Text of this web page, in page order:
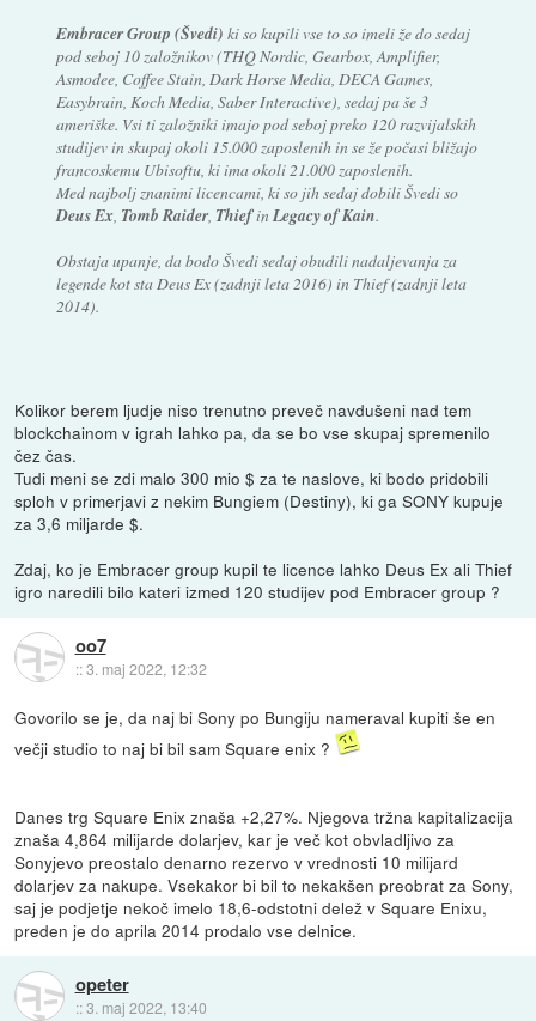
Embracer Group (Švedi) ki so kupili vse to so imeli že do sedaj
pod seboj 10 založnikov (THQ Nordic, Gearbox, Amplifier,
Asmodee, Coffee Stain, Dark Horse Media, DECA Games,
Easybrain, Koch Media, Saber Interactive), sedaj pa še 3
ameriške. Vsi ti založniki imajo pod seboj preko 120 razvijalskih
studijev in skupaj okoli 15.000 zaposlenih in se že počasi bližajo
francoskemu Ubisoftu, ki ima okoli 21.000 zaposlenih.
Med najbolj znanimi licencami, ki so jih sedaj dobili Švedi so
Deus Ex, Tomb Raider, Thiefin Legacy of Kain.
Obstaja upanje, da bodo Švedi sedaj obudili nadaljevanja za
legende kot sta Deus Ex (zadnji leta 2016) in Thief (zadnji leta
2014).
Kolikor berem ljudje niso trenutno preveč navdušeni nad tem
blockchainom v igrah lahko pa, da se bo vse skupaj spremenilo
čez čas.
Tudi meni se zdi malo 300 mio $ za te naslove, ki bodo pridobili
sploh v primerjavi z nekim Bungiem (Destiny), ki ga SONY kupuje
za 3,6 miljarde $.
Zdaj, ko je Embracer group kupil te licence lahko Deus Ex ali Thief
igro naredili bilo kateri izmed 120 studijev pod Embracer group ?
oo7
::3. maj 2022, 12:32
Govorilo se je, da naj bi Sony po Bungiju nameraval kupiti še en
večji studio to naj bi bil sam Square enix ?
Danes trg Square Enix znaša +2,27%. Njegova tržna kapitalizacija
znaša 4,864 milijarde dolarjev, kar je več kot obvladljivo za
Sonyjevo preostalo denarno rezervo v vrednosti 10 milijard
dolarjev za nakupe. Vsekakor bi bil to nekakšen preobrat za Sony,
saj je podjetje nekoč imelo 18,6-odstotni delež v Square Enixu,
preden je do aprila 2014 prodalo vse delnice.
opeter
::3. maj 2022, 13:40